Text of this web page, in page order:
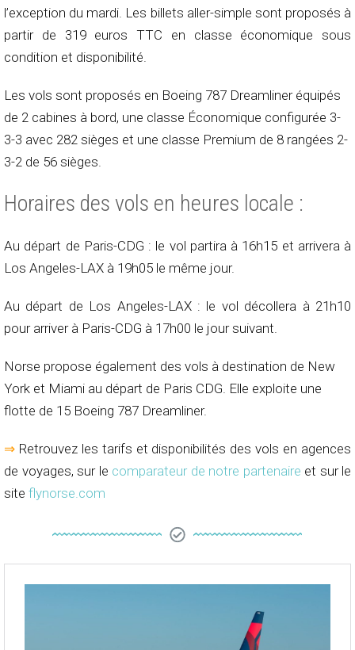
l’exception du mardi. Les billets aller-simple sont proposés à
partir de 319 euros TTC en classe économique sous
condition et disponibilité.
Les vols sont proposés en Boeing 787 Dreamliner équipés
de 2 cabines à bord, une classe Économique configurée 3-
3-3 avec 282 sièges et une classe Premium de 8 rangées 2-
3-2 de 56 sièges.
Horaires des vols en heures locale :
Au départ de Paris-CDG : le vol partira à 16h15 et arrivera à
Los Angeles-LAX à 19h05 le même jour.
Au départ de Los Angeles-LAX : le vol décollera à 21h10
pour arriver à Paris-CDG à 17h00 le jour suivant.
Norse propose également des vols à destination de New
York et Miami au départ de Paris CDG. Elle exploite une
flotte de 15 Boeing 787 Dreamliner.
⇒ Retrouvez les tarifs et disponibilités des vols en agences
de voyages, sur le comparateur de notre partenaire et sur le
site flynorse.com